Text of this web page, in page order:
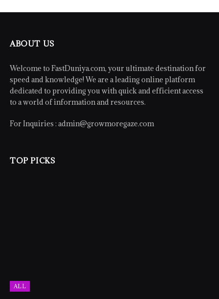
ABOUT US
Welcome to FastDuniya.com, your ultimate destination for
speed and knowledge! We are a leading online platform
dedicated to providing you with quick and efficient access
to a world of information and resources.
For Inquiries : admin@growmoregaze.com
TOP PICKS
ALL